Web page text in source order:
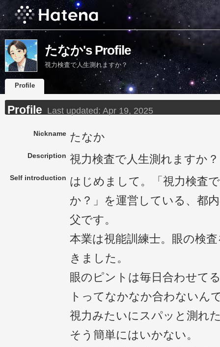
たなか's Profile
視力検査で人生測れますか？
Profile
Profile Last updated: Apr 19, 2025
Nickname たなか
Description 視力検査で人生測れますか？
Self introduction はじめまして。「視力検査
か？」を運営している、都
父です。
本業は視能訓練士。眼の検
きました。
眼のピントは毎日合わせて
トってなかなか合わないん
視力みたいにスパッと測れ
そう簡単にはいかない。